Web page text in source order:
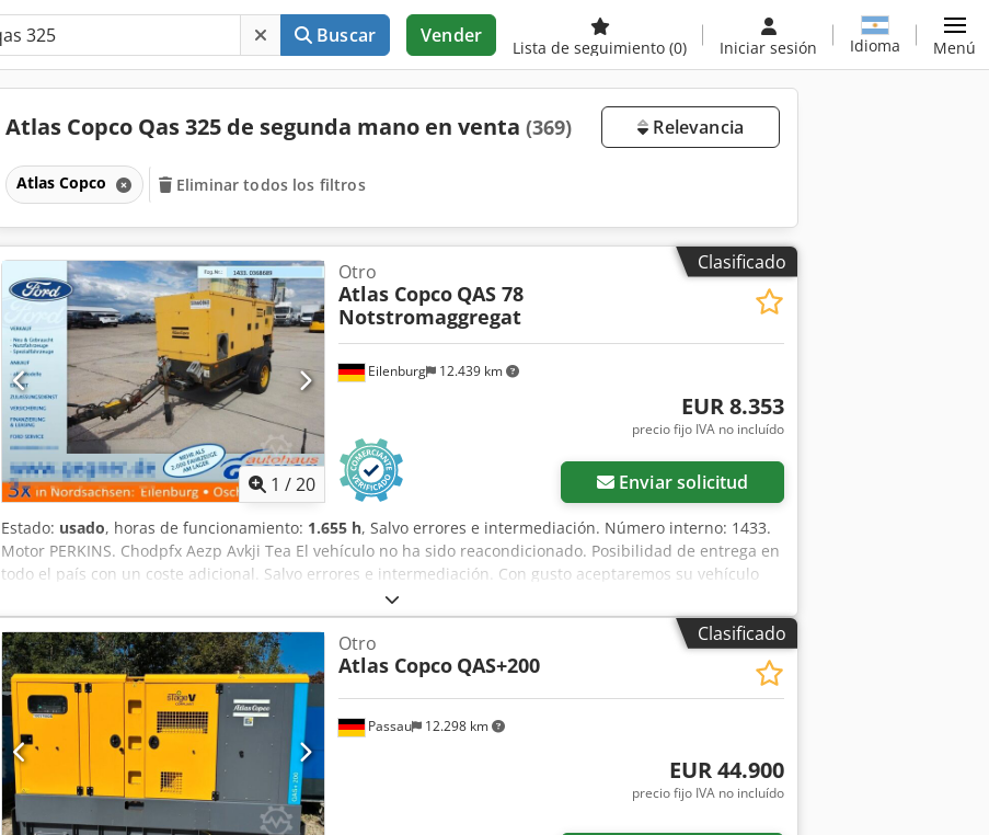
Buscar Vender
Lista de seguimiento (0) Iniciar sesión Idioma Menú
Atlas Copco Qas 325 de segunda mano en venta (369) Relevancia
Atlas Copco Eliminar todos los filtros
Clasificado
1 /20
Eilenburg 12.439 km
Otro
Atlas Copco QAS 78
Notstromaggregat
EUR 8.353
precio fijo IVA no incluído
Enviar solicitud
Estado: usado, horas de funcionamiento: 1.655 h, Salvo errores e intermediación. Número interno: 1433.
Motor PERKINS. Chodpfx Aezp Avkji Tea El vehículo no ha sido reacondicionado. Posibilidad de entrega en
todo el país con un coste adicional. Salvo errores e intermediación. Con gusto aceptaremos su vehículo
como parte del pago. Posibilidad de financiación/leasing, incluso sin entrada. ¿Tiene alguna pregunta?
¡Estaremos encantados de asesorarle!
Clasificado
Passau 12.298 km
Otro
Atlas Copco QAS+200
EUR 44.900
precio fijo IVA no incluído